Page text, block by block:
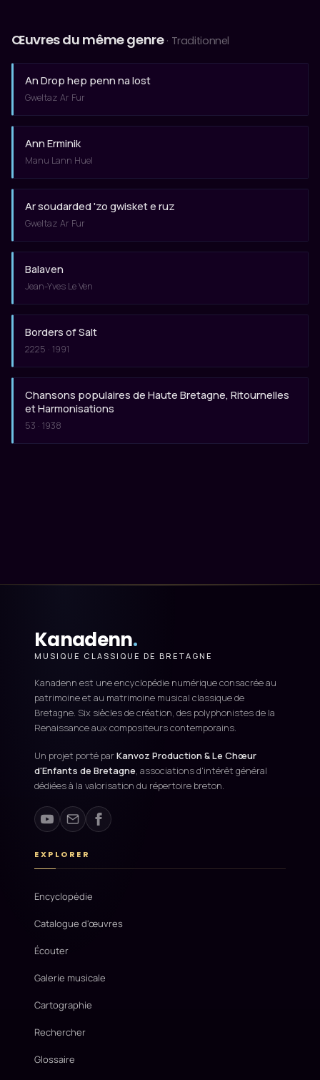
Œuvres du même genre · Traditionnel
An Drop hep penn na lost
Gweltaz Ar Fur
Ann Erminik
Manu Lann Huel
Ar soudarded 'zo gwisket e ruz
Gweltaz Ar Fur
Balaven
Jean-Yves Le Ven
Borders of Salt
2225 · 1991
Chansons populaires de Haute Bretagne, Ritournelles
et Harmonisations
53 · 1938
Kanadenn.
MUSIQUE CLASSIQUE DE BRETAGNE
Kanadenn est une encyclopédie numérique consacrée au
patrimoine et au matrimoine musical classique de
Bretagne. Six siècles de création, des polyphonistes de la
Renaissance aux compositeurs contemporains.
Un projet porté parKanvoz Production & Le Chœur
d'Enfants de Bretagne, associations d'intérêt général
dédiées à la valorisation du répertoire breton.
EXPLORER
Encyclopédie
Catalogue d'œuvres
Écouter
Galerie musicale
Cartographie
Rechercher
Glossaire